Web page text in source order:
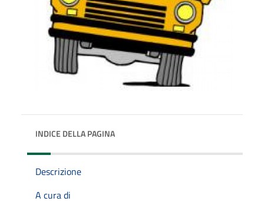
INDICE DELLA PAGINA
Descrizione
A cura di